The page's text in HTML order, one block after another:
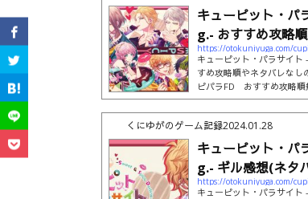
キューピット・
g.- おすすめ攻略
https://otokuniyuga.com/
キューピット・パラサイ
すめ攻略順やネタバレな
ピパラFD おすすめ攻略
と、新攻略キャラである
てAfter Drama攻略後に解
maとNew Parasiteに攻略
ネタバレがありますが、
略しても問題はありません
くにゆがのゲーム記録2024.01.28
キューピット・
g.- ギル感想(ネタ
https://otokuniyuga.com/
キューピット・パラサイ